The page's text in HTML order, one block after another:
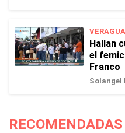
Hallan
el
Franco
Solangel
RECOMENDADAS